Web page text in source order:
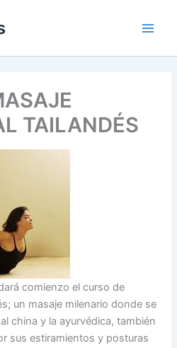
TAILANDÉS
comienzo el curso de
un masaje milenario donde se
china y la ayurvédica, también
sus estiramientos y posturas